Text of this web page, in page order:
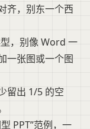
齐，别东一个西
，别像 Word 一
一张图或一个图
留出 1/5 的空
PPT”范例，一